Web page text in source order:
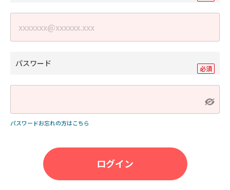
パスワード
パスワードお忘れの方はこちら